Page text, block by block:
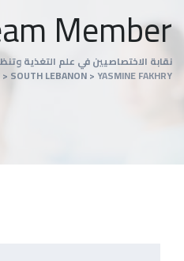
Member
نقابة الاختصاصيين في علم التغذية
> SOUTH LEBANON>YASMINE FAKHRY